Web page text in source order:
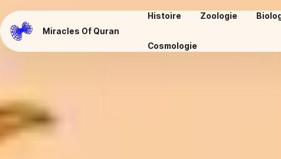
Miracles Of Quran
Histoire Zoologie
Cosmologie